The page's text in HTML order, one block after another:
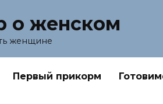
о женском
женщине
Первый прикорм